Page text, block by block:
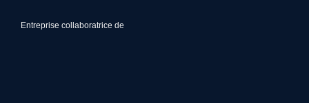
Entreprise collaboratrice de